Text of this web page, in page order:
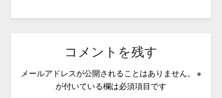
コメントを残す
メールアドレスが公開されることはありません。
※
が付いている欄は必須項目です